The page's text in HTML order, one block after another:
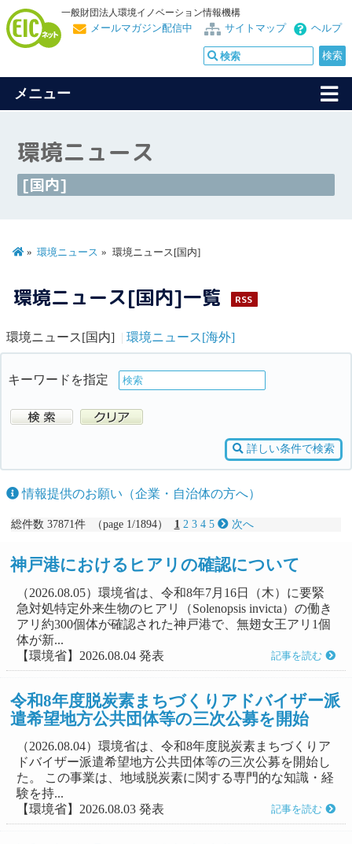
一般財団法人環境イノベーション情報機構
ヘルプ
サイトマップ
メールマガジン配信中
メニュー
環境ニュース
[国内]
環境ニュース 環境ニュース[国内]
環境ニュース[国内]一覧 RSS
環境ニュース[国内] 環境ニュース[海外]
キーワードを指定
詳しい条件で検索
情報提供のお願い（企業・自治体の方へ）
総件数 37871件 （page 1/1894） 1 2 3 4 5 次へ
神戸港におけるヒアリの確認について
（2026.08.05）環境省は、令和8年7月16日（木）に要緊
急対処特定外来生物のヒアリ（Solenopsis invicta）の働き
アリ約300個体が確認された神戸港で、無翅女王アリ1個
体が新...
【環境省】2026.08.04 発表
記事を読む
令和8年度脱炭素まちづくりアドバイザー派
遣希望地方公共団体等の三次公募を開始
（2026.08.04）環境省は、令和8年度脱炭素まちづくりア
ドバイザー派遣希望地方公共団体等の三次公募を開始し
た。 この事業は、地域脱炭素に関する専門的な知識・経
験を持...
【環境省】2026.08.03 発表
記事を読む